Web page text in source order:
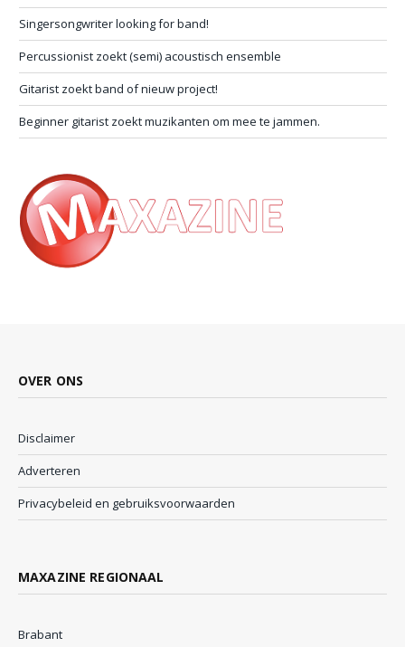
Singersongwriter looking for band!
Percussionist zoekt (semi) acoustisch ensemble
Gitarist zoekt band of nieuw project!
Beginner gitarist zoekt muzikanten om mee te jammen.
OVER ONS
Disclaimer
Adverteren
Privacybeleid en gebruiksvoorwaarden
MAXAZINE REGIONAAL
Brabant